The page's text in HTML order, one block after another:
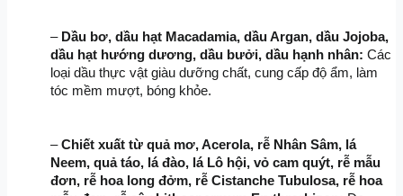
– Dầu bơ, dầu hạt Macadamia, dầu Argan, dầu Jojoba,
dầu hạt hướng dương, dầu bưởi, dầu hạnh nhân: Các
loại dầu thực vật giàu dưỡng chất, cung cấp độ ẩm, làm
tóc mềm mượt, bóng khỏe.
– Chiết xuất từ quả mơ, Acerola, rễ Nhân Sâm, lá
Neem, quả táo, lá đào, lá Lô hội, vỏ cam quýt, rễ mẫu
đơn, rễ hoa long đởm, rễ Cistanche Tubulosa, rễ hoa